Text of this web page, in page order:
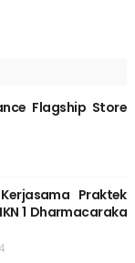
Flagship Store
Praktek
1 Dharmacaraka